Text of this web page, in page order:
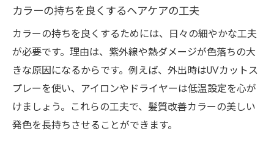
カラーの持ちを良くするヘアケアの工夫
カラーの持ちを良くするためには、日々の細やかな工夫
が必要です。理由は、紫外線や熱ダメージが色落ちの大
きな原因になるからです。例えば、外出時はUVカットス
プレーを使い、アイロンやドライヤーは低温設定を心が
けましょう。これらの工夫で、髪質改善カラーの美しい
発色を長持ちさせることができます。